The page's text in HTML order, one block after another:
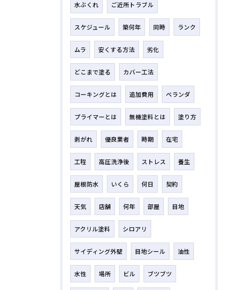
水ぶくれ ご近所トラブル
スケジュール 築何年 同時 ランク
ムラ 安くする方法 劣化
どこまで塗る カバー工法
コーキングとは 追加費用 ベランダ
プライマーとは 無機塗料とは 塗り方
剥がれ 優良業者 時期 在宅
工程 高圧洗浄後 ストレス 養生
屋根防水 いくら 何日 契約
天気 店舗 何年 部屋 目地
アクリル塗料 シロアリ
サイディング外壁 目地シール 油性
水性 場所 ビル ブツブツ